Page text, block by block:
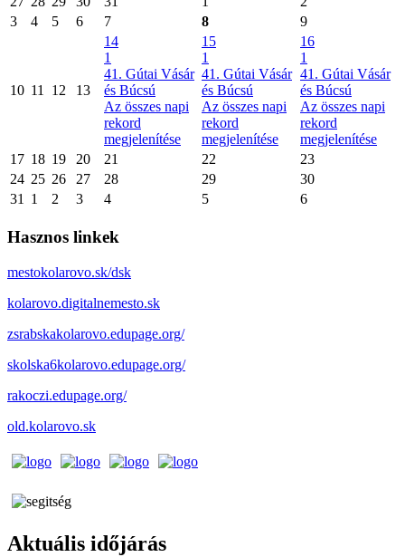
3
4 5 6 7 8 9
10 11 12 13
14
1
41. Gútai Vásár
és Búcsú
Az összes napi
rekord
megjelenítése
15
1
41. Gútai Vásár
és Búcsú
Az összes napi
rekord
megjelenítése
16
1
41. Gútai Vásár
és Búcsú
Az összes napi
rekord
megjelenítése
17 18 19 20 21 22
23
24 25 26 27 28 29
30
31
1 2 3 4 5 6
Hasznos linkek
mestokolarovo.sk/dsk
kolarovo.digitalnemesto.sk
zsrabskakolarovo.edupage.org/
skolska6kolarovo.edupage.org/
rakoczi.edupage.org/
old.kolarovo.sk
Aktuális időjárás